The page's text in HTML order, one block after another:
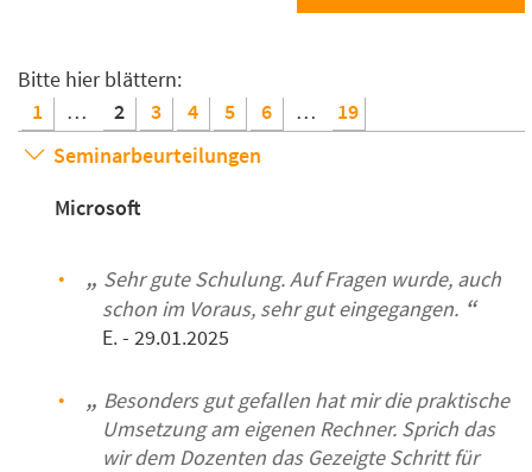
Bitte hier blättern:
1
… 2 3 4 5 6 …
19
Seminarbeurteilungen
Microsoft
Sehr gute Schulung. Auf Fragen wurde, auch
schon im Voraus, sehr gut eingegangen.
E.- 29.01.2025
Besonders gut gefallen hat mir die praktische
Umsetzung am eigenen Rechner. Sprich das
wir dem Dozenten das Gezeigte Schritt für